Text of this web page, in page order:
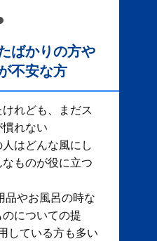
ばかりの方や
不安な方
れども、まだス
慣れない
はどんな風にし
ものが役に立つ
品やお風呂の時な
についての提
している方も多い